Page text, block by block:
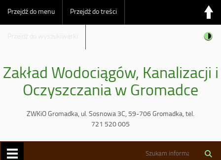
Przejdź do menu Przejdź do treści
Zakład Wodociągów, Kanalizacji i
Oczyszczania w Gromadce
ZWKiO Gromadka, ul. Sosnowa 3C, 59-706 Gromadka, tel.
721 520 005